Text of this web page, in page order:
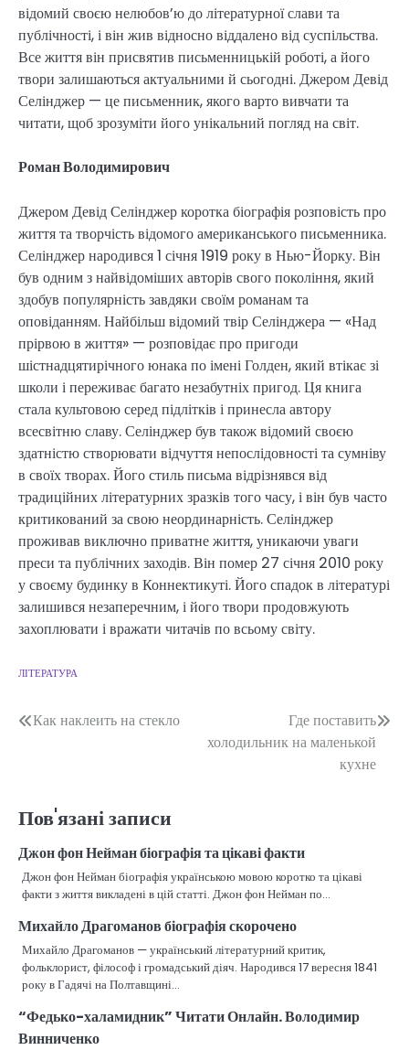
відомий своєю нелюбов’ю до літературної слави та
публічності, і він жив відносно віддалено від суспільства.
Все життя він присвятив письменницькій роботі, а його
твори залишаються актуальними й сьогодні. Джером Девід
Селінджер — це письменник, якого варто вивчати та
читати, щоб зрозуміти його унікальний погляд на світ.
Роман Володимирович
Джером Девід Селінджер коротка біографія розповість про
життя та творчість відомого американського письменника.
Селінджер народився 1 січня 1919 року в Нью-Йорку. Він
був одним з найвідоміших авторів свого покоління, який
здобув популярність завдяки своїм романам та
оповіданням. Найбільш відомий твір Селінджера — «Над
прірвою в життя» — розповідає про пригоди
шістнадцятирічного юнака по імені Голден, який втікає зі
школи і переживає багато незабутніх пригод. Ця книга
стала культовою серед підлітків і принесла автору
всесвітню славу. Селінджер був також відомий своєю
здатністю створювати відчуття непослідовності та сумніву
в своїх творах. Його стиль письма відрізнявся від
традиційних літературних зразків того часу, і він був часто
критикований за свою неординарність. Селінджер
проживав виключно приватне життя, уникаючи уваги
преси та публічних заходів. Він помер 27 січня 2010 року
у своєму будинку в Коннектикуті. Його спадок в літературі
залишився незаперечним, і його твори продовжують
захоплювати і вражати читачів по всьому світу.
ЛІТЕРАТУРА
Навігація
Как наклеить на стекло
Где поставить
холодильник на маленькой
кухне
Пов'язані записи
Джон фон Нейман біографія та цікаві факти
Джон фон Нейман біографія українською мовою коротко та цікаві
факти з життя викладені в цій статті. Джон фон Нейман по…
Михайло Драгоманов біографія скорочено
Михайло Драгоманов — український літературний критик,
фольклорист, філософ і громадський діяч. Народився 17 вересня 1841
року в Гадячі на Полтавщині…
“Федько-халамидник” Читати Онлайн. Володимир
Винниченко